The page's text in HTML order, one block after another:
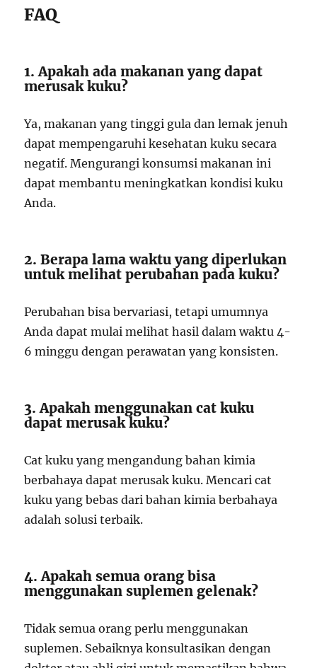
FAQ
1. Apakah ada makanan yang dapat
merusak kuku?
Ya, makanan yang tinggi gula dan lemak jenuh
dapat mempengaruhi kesehatan kuku secara
negatif. Mengurangi konsumsi makanan ini
dapat membantu meningkatkan kondisi kuku
Anda.
2. Berapa lama waktu yang diperlukan
untuk melihat perubahan pada kuku?
Perubahan bisa bervariasi, tetapi umumnya
Anda dapat mulai melihat hasil dalam waktu 4-
6 minggu dengan perawatan yang konsisten.
3. Apakah menggunakan cat kuku
dapat merusak kuku?
Cat kuku yang mengandung bahan kimia
berbahaya dapat merusak kuku. Mencari cat
kuku yang bebas dari bahan kimia berbahaya
adalah solusi terbaik.
4. Apakah semua orang bisa
menggunakan suplemen gelenak?
Tidak semua orang perlu menggunakan
suplemen. Sebaiknya konsultasikan dengan